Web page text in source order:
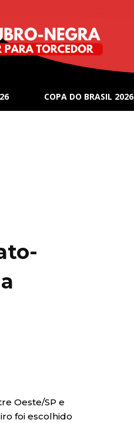
COPA DO BRASIL 2026
Oeste/SP e
foi escolhido